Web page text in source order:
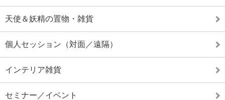
天使＆妖精の置物・雑貨
個人セッション（対面／遠隔）
インテリア雑貨
セミナー／イベント